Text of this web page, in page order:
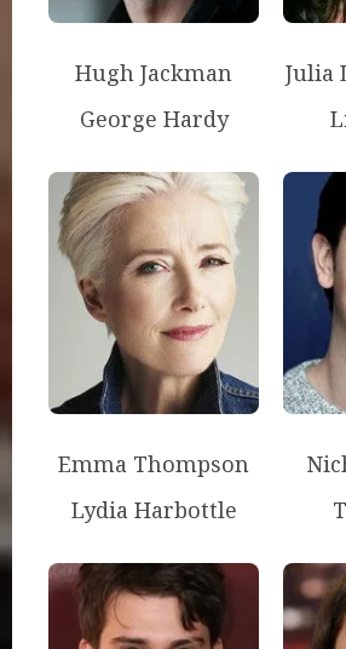
Hugh Jackman
George Hardy
Julia
Emma Thompson
Lydia Harbottle